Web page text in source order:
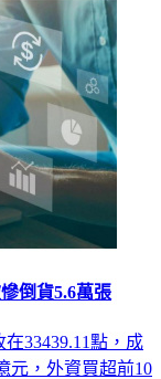
倒貨5.6萬張
33439.11點，成
元，外資買超前10